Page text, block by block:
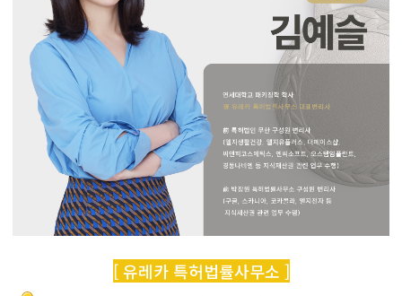
[ 유레카 특허법률사무소 ]